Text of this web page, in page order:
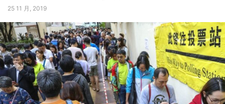
25 11 月, 2019